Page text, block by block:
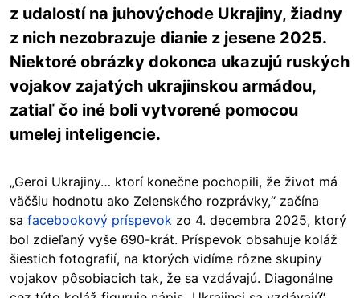
z udalostí na juhovýchode Ukrajiny, žiadny
z nich nezobrazuje dianie z jesene 2025.
Niektoré obrázky dokonca ukazujú ruských
vojakov zajatých ukrajinskou armádou,
zatiaľ čo iné boli vytvorené pomocou
umelej inteligencie.
„Geroi Ukrajiny… ktorí konečne pochopili, že život má
väčšiu hodnotu ako Zelenského rozprávky,“ začína
sa facebookový príspevok zo 4. decembra 2025, ktorý
bol zdieľaný vyše 690-krát. Príspevok obsahuje koláž
šiestich fotografií, na ktorých vidíme rôzne skupiny
vojakov pôsobiacich tak, že sa vzdávajú. Diagonálne